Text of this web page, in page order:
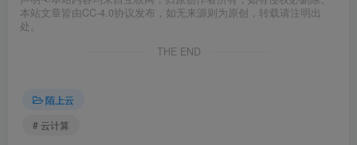
本站文章皆由CC-4.0协议发布，如无来源则为原创，转载请注明出
处。
THE END
陌上云
# 云计算